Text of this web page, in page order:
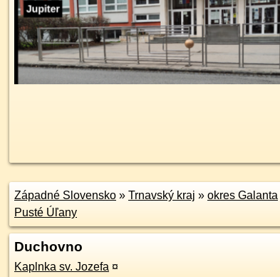
Západné Slovensko » Trnavský kraj » okres Galanta
Pusté Úľany
Duchovno
Kaplnka sv. Jozefa ¤